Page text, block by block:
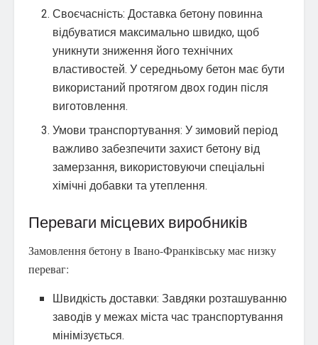
Своєчасність: Доставка бетону повинна
відбуватися максимально швидко, щоб
уникнути зниження його технічних
властивостей. У середньому бетон має бути
використаний протягом двох годин після
виготовлення.
Умови транспортування: У зимовий період
важливо забезпечити захист бетону від
замерзання, використовуючи спеціальні
хімічні добавки та утеплення.
Переваги місцевих виробників
Замовлення бетону в Івано-Франківську має низку
переваг:
Швидкість доставки: Завдяки розташуванню
заводів у межах міста час транспортування
мінімізується.